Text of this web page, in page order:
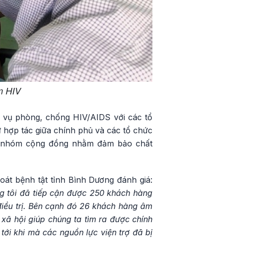
HIV
phòng, chống HIV/AIDS với các tổ
tác giữa chính phủ và các tổ chức
cộng đồng nhằm đảm bảo chất
bệnh tật tỉnh Bình Dương đánh giá:
tôi đã tiếp cận được 250 khách hàng
trị. Bên cạnh đó 26 khách hàng âm
hội giúp chúng ta tìm ra được chính
khi mà các nguồn lực viện trợ đã bị